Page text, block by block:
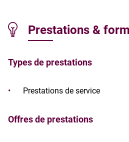
Prestations &
Types de prestations
Prestations de service
Offres de prestations